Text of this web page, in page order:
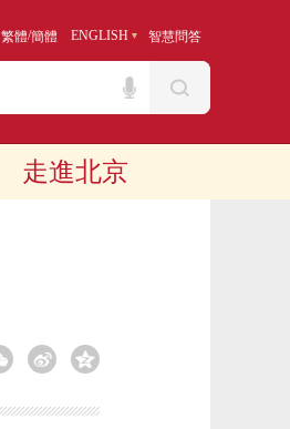
繁體/簡體 ENGLISH 智慧問答
走進北京